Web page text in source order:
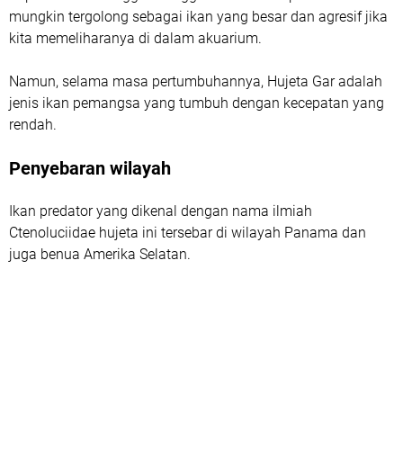
mungkin tergolong sebagai ikan yang besar dan agresif jika
kita memeliharanya di dalam akuarium.
Namun, selama masa pertumbuhannya, Hujeta Gar adalah
jenis ikan pemangsa yang tumbuh dengan kecepatan yang
rendah.
Penyebaran wilayah
Ikan predator yang dikenal dengan nama ilmiah
Ctenoluciidae hujeta ini tersebar di wilayah Panama dan
juga benua Amerika Selatan.